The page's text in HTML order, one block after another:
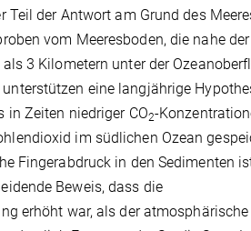
Teil der Antwort am Grund des
vom Meeresboden, die nahe
3 Kilometern unter der
eine langjährige
in Zeiten niedriger CO2-
im südlichen Ozean
Fingerabdruck in den Sedimenten
Beweis, dass die
erhöht war, als der atmosphärische